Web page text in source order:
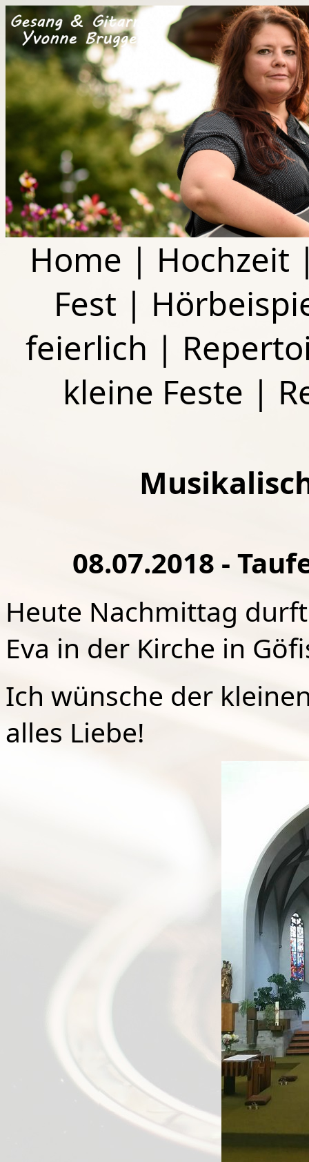
Home | Hochzeit
Fest |
feierlich |
kleine Feste |
08.07.2018 -
Heute Nachmittag
Eva in der Kirche in
Ich wünsche der
alles Liebe!